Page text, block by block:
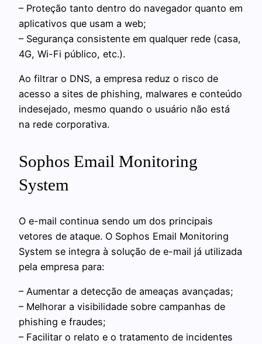
– Proteção tanto dentro do navegador quanto em
aplicativos que usam a web;
– Segurança consistente em qualquer rede (casa,
4G, Wi-Fi público, etc.).
Ao filtrar o DNS, a empresa reduz o risco de
acesso a sites de phishing, malwares e conteúdo
indesejado, mesmo quando o usuário não está
na rede corporativa.
Sophos Email Monitoring
System
O e-mail continua sendo um dos principais
vetores de ataque. O Sophos Email Monitoring
System se integra à solução de e-mail já utilizada
pela empresa para:
– Aumentar a detecção de ameaças avançadas;
– Melhorar a visibilidade sobre campanhas de
phishing e fraudes;
– Facilitar o relato e o tratamento de incidentes